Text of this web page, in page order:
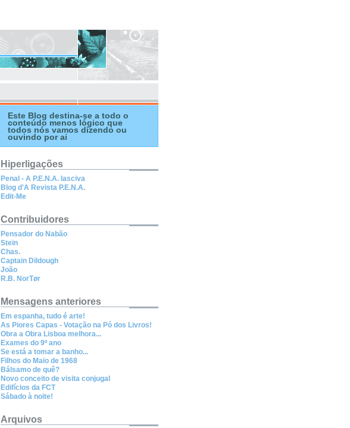
Este Blog destina-se a todo o
conteúdo menos lógico que
todos nós vamos dizendo ou
ouvindo por ai
Hiperligações
Penal - A P.E.N.A. lasciva
Blog d'A Revista P.E.N.A.
Edit-Me
Contribuidores
Pensador do Nabão
Steïn
Chas.
Captain Dildough
João
R.B. NorTør
Mensagens anteriores
Em espanha, tudo é arte!
As Piores Capas - Votação na Pó dos Livros!
Obra a Obra Lisboa melhora...
Exames do 9º ano
Se está a tomar a banho...
Filhos do Maio de 1968
Bálsamo de quê?
Novo conceito de visita conjugal
Edifícios da FCT
Sábado à noite!
Arquivos